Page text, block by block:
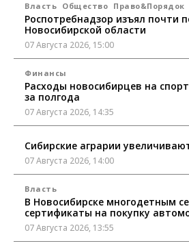
Власть Общество Право&Порядок
Роспотребнадзор изъял почти
Новосибирской области
07 Августа 2026, 15:00
Финансы
Расходы новосибирцев на
за полгода
07 Августа 2026, 14:35
Сибирские аграрии
07 Августа 2026, 14:00
Власть
В Новосибирске многодетным
сертификаты на покупку
07 Августа 2026, 13:55